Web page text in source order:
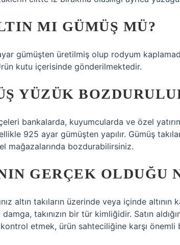
MI GÜMÜŞ MÜ?
gümüşten üretilmiş olup rodyum
kutu içerisinde gönderilmektedir.
YÜZÜK
bankalarda, kuyumcularda ve özel
925 ayar gümüşten yapılır. Gümüş
mağazalarında bozdurabilirsiniz.
GERÇEK OLDUĞU
altın takıların üzerinde veya içinde altının
damga, takınızın bir tür kimliğidir. Satın
kontrol etmek, ürün sahteciliğine karşı önemli